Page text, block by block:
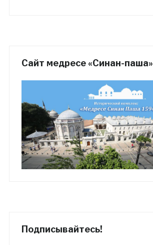
Сайт медресе «Синан-паша»
Подписывайтесь!